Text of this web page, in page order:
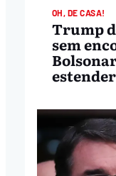
OH, DE CASA!
Trump
sem